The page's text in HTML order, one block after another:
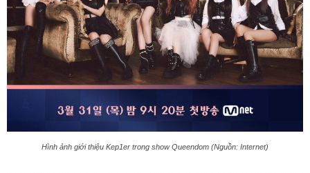
Hình ảnh giới thiệu Kep1er trong show Queendom (Nguồn: Internet)